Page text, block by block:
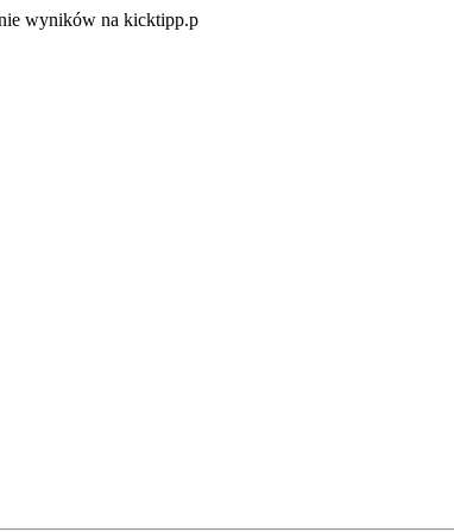
wyników na kicktipp.pZacznij